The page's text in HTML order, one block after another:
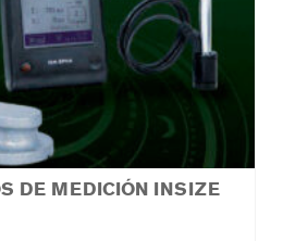
DE MEDICIÓN INSIZE